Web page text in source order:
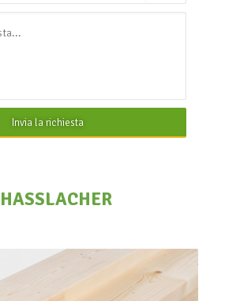
Invia la richiesta
HASSLACHER